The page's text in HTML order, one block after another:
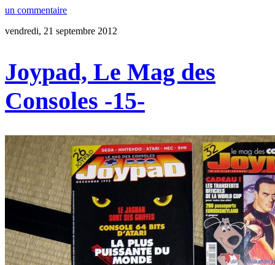
un commentaire
vendredi, 21 septembre 2012
Joypad, Le Mag des
Consoles -15-